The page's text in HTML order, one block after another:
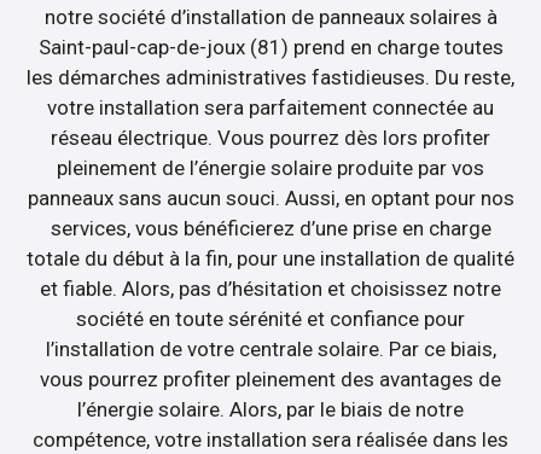
notre société d’installation de panneaux solaires à
Saint-paul-cap-de-joux (81) prend en charge toutes
les démarches administratives fastidieuses. Du reste,
votre installation sera parfaitement connectée au
réseau électrique. Vous pourrez dès lors profiter
pleinement de l’énergie solaire produite par vos
panneaux sans aucun souci. Aussi, en optant pour nos
services, vous bénéficierez d’une prise en charge
totale du début à la fin, pour une installation de qualité
et fiable. Alors, pas d’hésitation et choisissez notre
société en toute sérénité et confiance pour
l’installation de votre centrale solaire. Par ce biais,
vous pourrez profiter pleinement des avantages de
l’énergie solaire. Alors, par le biais de notre
compétence, votre installation sera réalisée dans les